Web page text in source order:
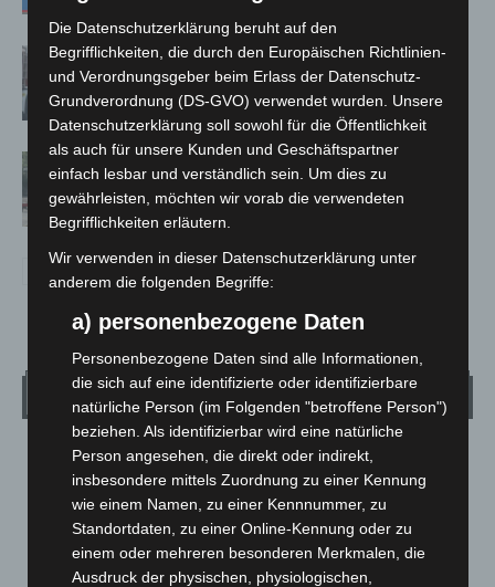
Celle: Mensch stirbt bei Bagger-Unfall
auf Baustelle
Gasleitung bei McDonald’s-Umbau in
Langenhagen beschädigt
Wetter
LANGENHAGEN
Klarer Himmel
18.5°C °
17.7
Die Datenschutzerklärung beruht auf den
Begrifflichkeiten, die durch den Europäischen Richtlinien-
und Verordnungsgeber beim Erlass der Datenschutz-
Grundverordnung (DS-GVO) verwendet wurden. Unsere
Datenschutzerklärung soll sowohl für die Öffentlichkeit
als auch für unsere Kunden und Geschäftspartner
einfach lesbar und verständlich sein. Um dies zu
gewährleisten, möchten wir vorab die verwendeten
Begrifflichkeiten erläutern.
Wir verwenden in dieser Datenschutzerklärung unter
anderem die folgenden Begriffe:
a) personenbezogene Daten
Personenbezogene Daten sind alle Informationen,
die sich auf eine identifizierte oder identifizierbare
natürliche Person (im Folgenden "betroffene Person")
beziehen. Als identifizierbar wird eine natürliche
Person angesehen, die direkt oder indirekt,
insbesondere mittels Zuordnung zu einer Kennung
wie einem Namen, zu einer Kennnummer, zu
Standortdaten, zu einer Online-Kennung oder zu
einem oder mehreren besonderen Merkmalen, die
Ausdruck der physischen, physiologischen,